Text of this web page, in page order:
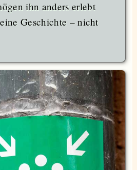
ihn anders erlebt
Geschichte – nicht